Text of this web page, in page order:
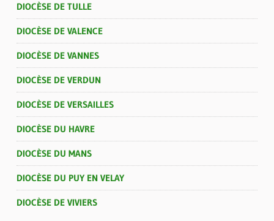
DIOCÈSE DE TULLE
DIOCÈSE DE VALENCE
DIOCÈSE DE VANNES
DIOCÈSE DE VERDUN
DIOCÈSE DE VERSAILLES
DIOCÈSE DU HAVRE
DIOCÈSE DU MANS
DIOCÈSE DU PUY EN VELAY
DIOCÈSE DE VIVIERS